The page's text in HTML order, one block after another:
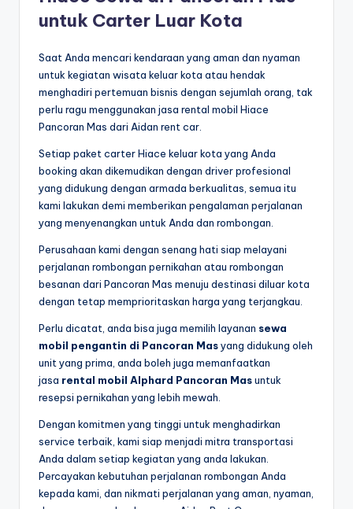
untuk Carter Luar Kota
Saat Anda mencari kendaraan yang aman dan nyaman
untuk kegiatan wisata keluar kota atau hendak
menghadiri pertemuan bisnis dengan sejumlah orang, tak
perlu ragu menggunakan jasa rental mobil Hiace
Pancoran Mas dari Aidan rent car.
Setiap paket carter Hiace keluar kota yang Anda
booking akan dikemudikan dengan driver profesional
yang didukung dengan armada berkualitas, semua itu
kami lakukan demi memberikan pengalaman perjalanan
yang menyenangkan untuk Anda dan rombongan.
Perusahaan kami dengan senang hati siap melayani
perjalanan rombongan pernikahan atau rombongan
besanan dari Pancoran Mas menuju destinasi diluar kota
dengan tetap memprioritaskan harga yang terjangkau.
Perlu dicatat, anda bisa juga memilih layanan sewa
mobil pengantin di Pancoran Masyang didukung oleh
unit yang prima, anda boleh juga memanfaatkan
jasa rental mobil Alphard Pancoran Masuntuk
resepsi pernikahan yang lebih mewah.
Dengan komitmen yang tinggi untuk menghadirkan
service terbaik, kami siap menjadi mitra transportasi
Anda dalam setiap kegiatan yang anda lakukan.
Percayakan kebutuhan perjalanan rombongan Anda
kepada kami, dan nikmati perjalanan yang aman, nyaman,